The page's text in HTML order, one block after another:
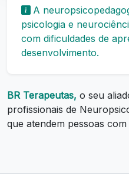
A
psicologia e
com dificuldades de
desenvolvimento.
BR Terapeutas, o seu
profissionais de
que atendem pessoas